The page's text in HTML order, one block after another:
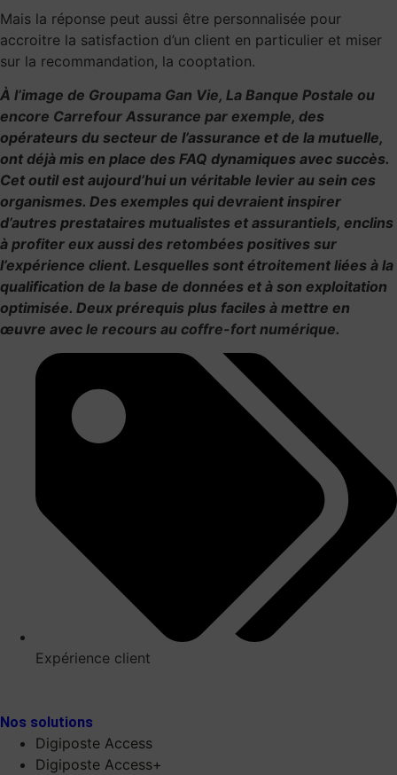
Mais la réponse peut aussi être personnalisée pour
accroitre la satisfaction d’un client en particulier et miser
sur la recommandation, la cooptation.
À l’image de Groupama Gan Vie, La Banque Postale ou
encore Carrefour Assurance par exemple, des
opérateurs du secteur de l’assurance et de la mutuelle,
ont déjà mis en place des FAQ dynamiques avec succès.
Cet outil est aujourd’hui un véritable levier au sein ces
organismes. Des exemples qui devraient inspirer
d’autres prestataires mutualistes et assurantiels, enclins
à profiter eux aussi des retombées positives sur
l’expérience client. Lesquelles sont étroitement liées à la
qualification de la base de données et à son exploitation
optimisée. Deux prérequis plus faciles à mettre en
œuvre avec le recours au coffre-fort numérique.
Expérience client
Nos solutions
Digiposte Access
Digiposte Access+